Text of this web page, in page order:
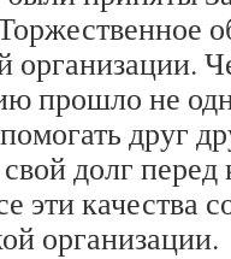
организации.
прошло не
друг
долг
эти качества
организации.